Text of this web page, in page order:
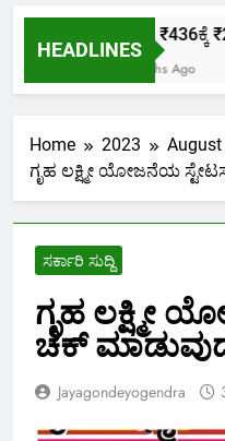
HEADLINES
ಕೇವಲ ₹436ಕ್ಕೆ
2 Months Ago
Home 2023 August
ಗೃಹ ಲಕ್ಷ್ಮೀ ಯೋಜನೆಯ
ಸರ್ಕಾರಿ ಸುದ್ದಿ
ಗೃಹ ಲಕ್ಷ್ಮೀ
ಚೆಕ್
Jayagondeyogendra